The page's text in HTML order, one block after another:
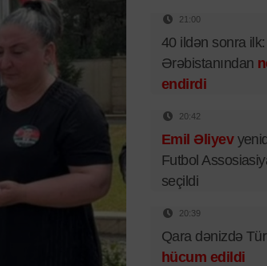
21:00
40 ildən sonra
Ərəbistanından
endirdi
20:42
Emil Əliyev
Futbol
seçildi
20:39
Qara dənizdə
hücum edildi